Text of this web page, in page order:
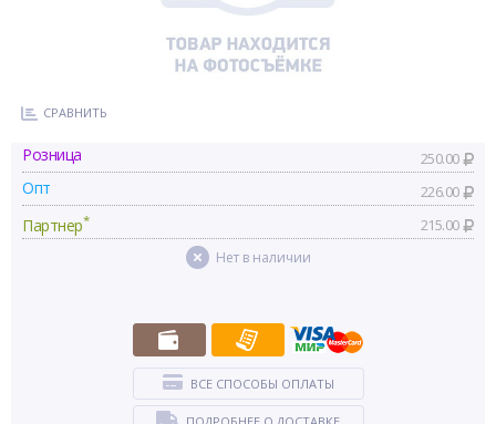
СРАВНИТЬ
Розница 250.00
Опт 226.00
Партнер* 215.00
Нет в наличии
ВСЕ СПОСОБЫ ОПЛАТЫ